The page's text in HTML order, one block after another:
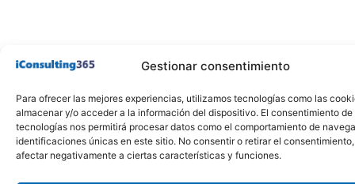
Gestionar consentimiento
Para ofrecer las mejores experiencias, utilizamos tecnologías como las
almacenar y/o acceder a la información del dispositivo. El consentimiento de
tecnologías nos permitirá procesar datos como el comportamiento de
identificaciones únicas en este sitio. No consentir o retirar el
afectar negativamente a ciertas características y funciones.